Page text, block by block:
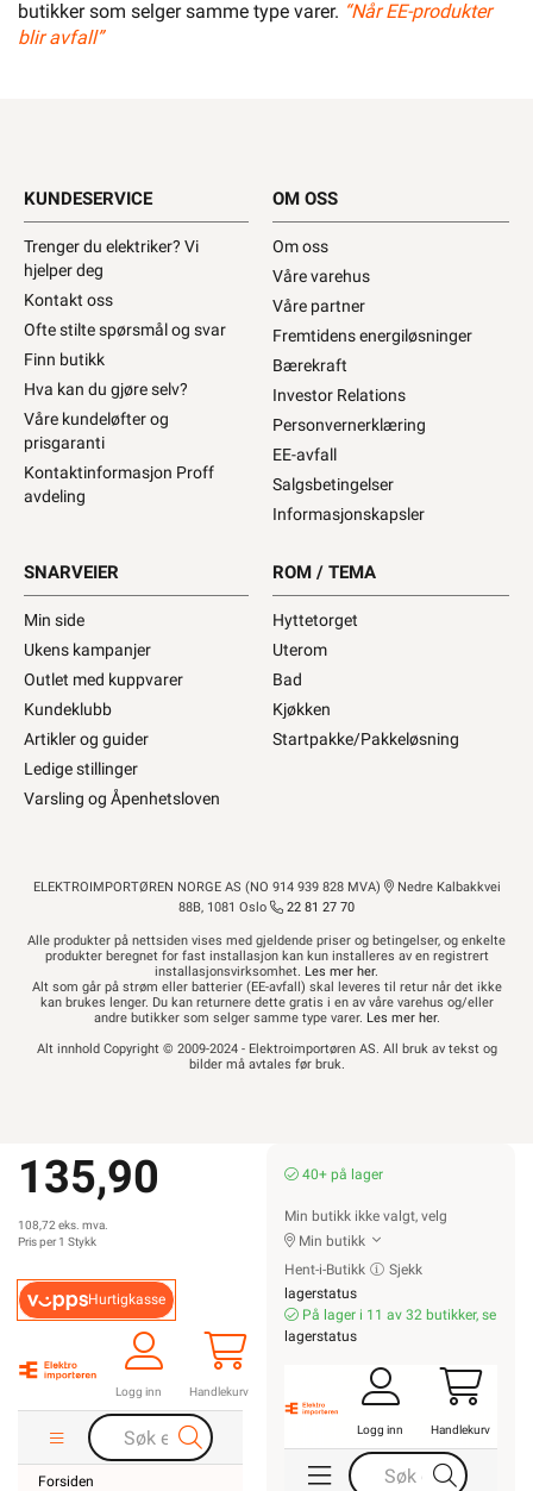
butikker som selger samme type varer. “Når EE-produkter
blir avfall”
KUNDESERVICE
Trenger du elektriker? Vi
hjelper deg
Kontakt oss
Ofte stilte spørsmål og svar
Finn butikk
Hva kan du gjøre selv?
Våre kundeløfter og
prisgaranti
Kontaktinformasjon Proff
avdeling
OM OSS
Om oss
Våre varehus
Våre partner
Fremtidens energiløsninger
Bærekraft
Investor Relations
Personvernerklæring
EE-avfall
Salgsbetingelser
Informasjonskapsler
SNARVEIER
Min side
Ukens kampanjer
Outlet med kuppvarer
Kundeklubb
Artikler og guider
Ledige stillinger
Varsling og Åpenhetsloven
ROM / TEMA
Hyttetorget
Uterom
Bad
Kjøkken
Startpakke/Pakkeløsning
ELEKTROIMPORTØREN NORGE AS (NO 914 939 828 MVA)
Nedre Kalbakkvei
88B, 1081 Oslo
22 81 27 70
Alle produkter på nettsiden vises med gjeldende priser og betingelser, og enkelte
produkter beregnet for fast installasjon kan kun installeres av en registrert
installasjonsvirksomhet. Les mer her.
Alt som går på strøm eller batterier (EE-avfall) skal leveres til retur når det ikke
kan brukes lenger. Du kan returnere dette gratis i en av våre varehus og/eller
andre butikker som selger samme type varer. Les mer her.
Alt innhold Copyright © 2009-2024 - Elektroimportøren AS. All bruk av tekst og
bilder må avtales før bruk.
135,90
108,72 eks. mva.
Pris per 1 Stykk
Hurtigkasse
Logg inn Handlekurv
Forsiden
40+ på lager
Min butikk ikke valgt, velg
Min butikk
Hent-i-Butikk
Sjekk
lagerstatus
På lager i 11 av 32 butikker, se
lagerstatus
Logg inn Handlekurv